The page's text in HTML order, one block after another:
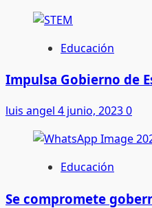
Educación
Impulsa Gobierno de
luis angel 4 junio, 20230
Educación
Se compromete